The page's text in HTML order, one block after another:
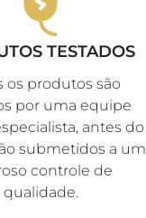
TESTADOS
os produtos são
por uma equipe
antes do
submetidos a um
controle de
qualidade.